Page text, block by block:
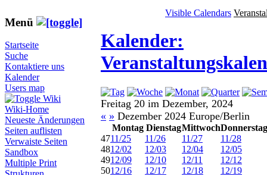
Menü
Startseite
Suche
Kontaktiere uns
Kalender
Users map
Wiki
Wiki-Home
Neueste Änderungen
Seiten auflisten
Verwaiste Seiten
Sandbox
Multiple Print
Visible Calendars
Kalender:
Freitag 20 im Dezember, 2024
« » Dezember 2024 Europe/Berlin
Montag DienstagMittwochDonnerstag
4711/25 11/26 11/27
11/28
4812/02 12/03 12/04
12/05
4912/09 12/10 12/11
12/12
5012/16 12/17 12/18
12/19